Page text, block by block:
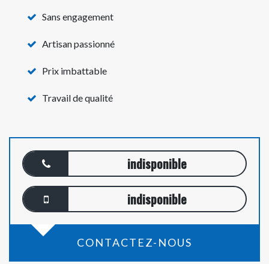
Sans engagement
Artisan passionné
Prix imbattable
Travail de qualité
indisponible
indisponible
CONTACTEZ-NOUS